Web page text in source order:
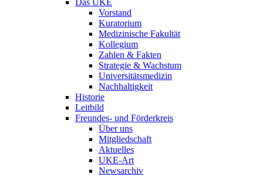
Das UKE
Vorstand
Kuratorium
Medizinische Fakultät
Kollegium
Zahlen & Fakten
Strategie & Wachstum
Universitätsmedizin
Nachhaltigkeit
Historie
Leitbild
Freundes- und Förderkreis
Über uns
Mitgliedschaft
Aktuelles
UKE-Art
Newsarchiv